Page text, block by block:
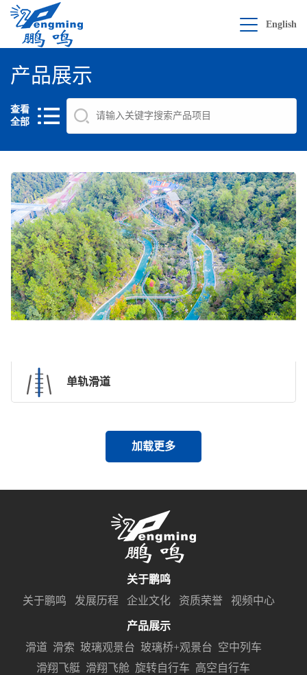
English
产品展示
查看
全部
单轨滑道
加载更多
关于鹏鸣
关于鹏鸣
发展历程 企业文化 资质荣誉 视频中心
产品展示
滑道 滑索 玻璃观景台 玻璃桥+观景台 空中列车
滑翔飞艇 滑翔飞舱 旋转自行车 高空自行车